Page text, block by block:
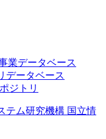
業データベース
データベース
ジトリ